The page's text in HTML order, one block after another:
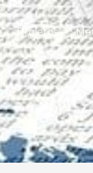
Projetos